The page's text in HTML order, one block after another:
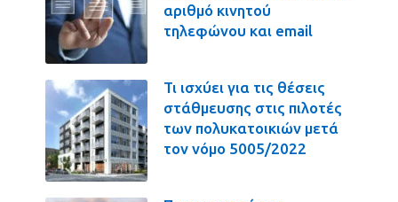
αριθμό κινητού
τηλεφώνου και email
Τι ισχύει για τις θέσεις
στάθμευσης στις πιλοτές
των πολυκατοικιών μετά
τον νόμο 5005/2022